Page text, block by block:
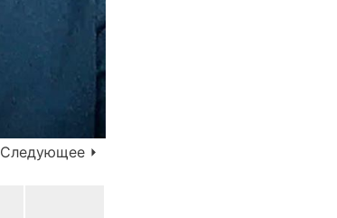
Следующее ⏵